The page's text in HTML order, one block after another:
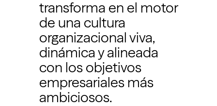
transforma en el motor
de una cultura
organizacional viva,
dinámica y alineada
con los objetivos
empresariales más
ambiciosos.